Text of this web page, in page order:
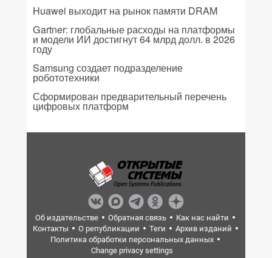
Huawei выходит на рынок памяти DRAM
Gartner: глобальные расходы на платформы
и модели ИИ достигнут 64 млрд долл. в 2026
году
Samsung создает подразделение
робототехники
Сформирован предварительный перечень
цифровых платформ
Об издательстве Обратная связь
Как нас найти
Контакты
О републикации Теги
Архив изданий
Политика обработки персональных данных
Change privacy settings